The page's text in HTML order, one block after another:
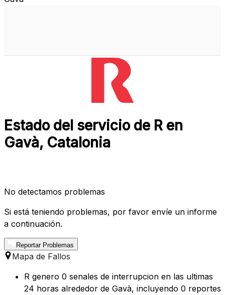
Estado del servicio de R en
Gavà, Catalonia
No detectamos problemas
Si está teniendo problemas, por favor envíe un informe
a continuación.
Reportar Problemas
Mapa de Fallos
R genero 0 senales de interrupcion en las ultimas
24 horas alrededor de Gavà, incluyendo 0 reportes